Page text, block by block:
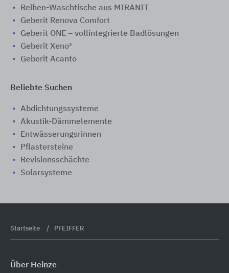
Reihen-Waschtische aus MIRANIT
Geberit Renova Comfort
Geberit ONE – vollintegrierte Badlösungen
Geberit Xeno²
Geberit Acanto
Beliebte Suchen
Abdichtungssysteme
Akustik-Dämmelemente
Entwässerungsrinnen
Pflastersteine
Revisionsschächte
Solarsysteme
Startseite PFEIFFER
Über Heinze